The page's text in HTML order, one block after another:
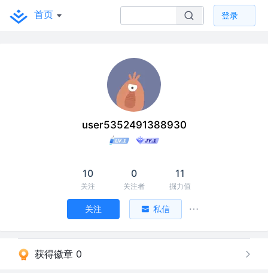
首页 登录
user5352491388930
10
关注
0
关注者
11
掘力值
关注 私信
获得徽章 0